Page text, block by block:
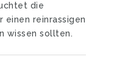
die
einen reinrassigen
wissen sollten.